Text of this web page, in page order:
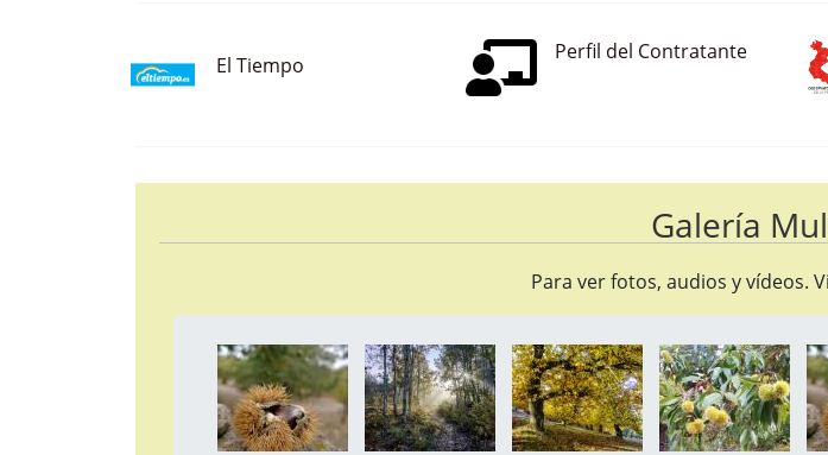
El Tiempo
Perfil del Contratante
Galería
Para ver fotos, audios y vídeos.